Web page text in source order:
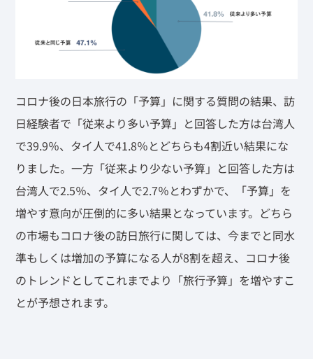
コロナ後の日本旅行の「予算」に関する質問の結果、訪
日経験者で「従来より多い予算」と回答した方は台湾人
で39.9％、タイ人で41.8％とどちらも4割近い結果にな
りました。一方「従来より少ない予算」と回答した方は
台湾人で2.5％、タイ人で2.7％とわずかで、「予算」を
増やす意向が圧倒的に多い結果となっています。どちら
の市場もコロナ後の訪日旅行に関しては、今までと同水
準もしくは増加の予算になる人が8割を超え、コロナ後
のトレンドとしてこれまでより「旅行予算」を増やすこ
とが予想されます。